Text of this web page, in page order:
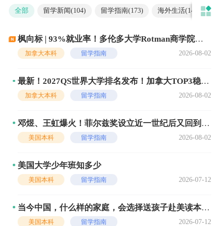
全部 留学新闻(104) 留学指南(173) 海外生活(14
枫向标 | 93%就业率！多伦多大学Rotman商学院到
底有多牛？
加拿大本科 留学指南 2026-08-02
最新！2027QS世界大学排名发布！加拿大TOP3稳
了，但这几所“上升型”大学更值得关注！
加拿大本科 留学指南 2026-08-02
邓煜、王虹爆火！菲尔兹奖设立近一世纪后又回到故
乡 美国本科 留学指南 2026-08-02
美国大学少年班知多少
美国本科 留学指南 2026-07-12
当今中国，什么样的家庭，会选择送孩子赴美读本
科？美国本科 留学指南 2026-07-12